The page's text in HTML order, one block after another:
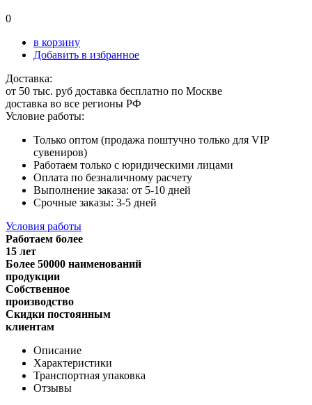
0
в корзину
Добавить в избранное
Доставка:
от 50 тыс. руб доставка бесплатно по Москве
доставка во все регионы РФ
Условие работы:
Только оптом (продажа поштучно только для VIP
сувениров)
Работаем только с юридическими лицами
Оплата по безналичному расчету
Выполнение заказа: от 5-10 дней
Срочные заказы: 3-5 дней
Условия работы
Работаем более
15 лет
Более 50000 наименований
продукции
Собственное
производство
Скидки постоянным
клиентам
Описание
Характеристики
Транспортная упаковка
Отзывы